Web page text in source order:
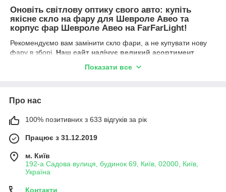
Оновіть світлову оптику свого авто: купіть
якісне скло на фару для Шевроле Авео та
корпус фар Шевроле Авео на FarFarLight!
Рекомендуємо вам замінити скло фари, а не купувати нову
фару в зборі. Наш сайт налічує великий асортимент
ДХВ.
Ангельські очі.
Стекла задніх ліхтарів.
Допоміжні речовини для розбору фар.
Ці запчастини допоможуть вам вирішити багато проблем,
Шевроле.Якщо у вашої автівки:
Показати все
Про нас
100% позитивних з 633 відгуків за рік
Працює з 31.12.2019
м. Київ
192-а Садова вулиця, будинок 69, Київ, 02000, Київ,
Україна
Контакти